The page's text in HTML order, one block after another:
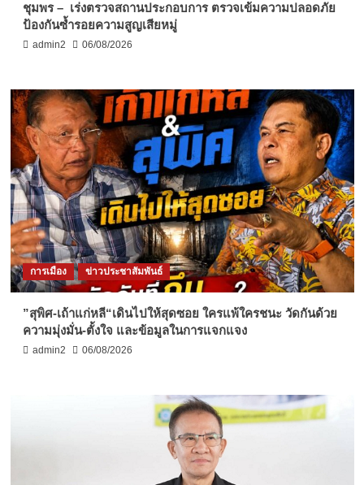
ชุมพร – เร่งตรวจสถานประกอบการ ตรวจเข้มความปลอดภัย
ป้องกันซ้ำรอยความสูญเสียหมู่
admin2 06/08/2026
การเมือง ข่าวประชาสัมพันธ์
”สุพิศ-เถ้าแก่หลี“เดินไปให้สุดซอย ใครแพ้ใครชนะ วัดกันด้วย
ความมุ่งมั่น-ตั้งใจ และข้อมูลในการแจกแจง
admin2 06/08/2026